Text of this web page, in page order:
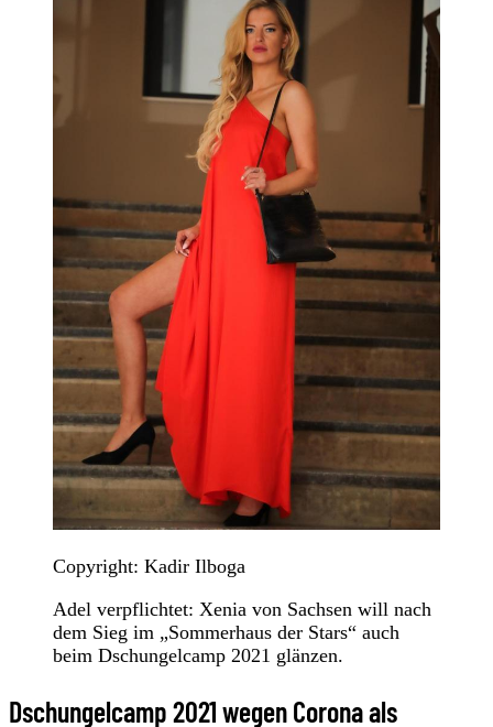
Copyright: Kadir Ilboga
Adel verpflichtet: Xenia von Sachsen will nach
dem Sieg im „Sommerhaus der Stars“ auch
beim Dschungelcamp 2021 glänzen.
Dschungelcamp 2021 wegen Corona als